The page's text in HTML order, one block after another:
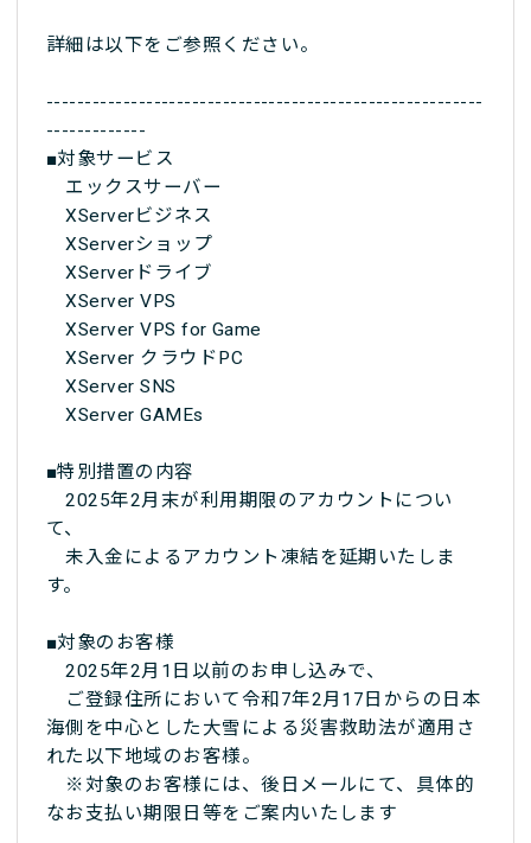
詳細は以下をご参照ください。
---------------------------------------------------------
-------------
■対象サービス
エックスサーバー
XServerビジネス
XServerショップ
XServerドライブ
XServer VPS
XServer VPS for Game
XServer クラウドPC
XServer SNS
XServer GAMEs
■特別措置の内容
2025年2月末が利用期限のアカウントについ
て、
未入金によるアカウント凍結を延期いたしま
す。
■対象のお客様
2025年2月1日以前のお申し込みで、
ご登録住所において令和7年2月17日からの日本
海側を中心とした大雪による災害救助法が適用さ
れた以下地域のお客様。
※対象のお客様には、後日メールにて、具体的
なお支払い期限日等をご案内いたします